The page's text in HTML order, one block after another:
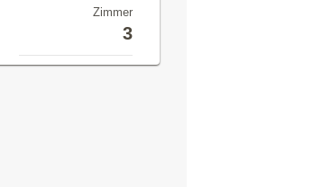
Zimmer
3